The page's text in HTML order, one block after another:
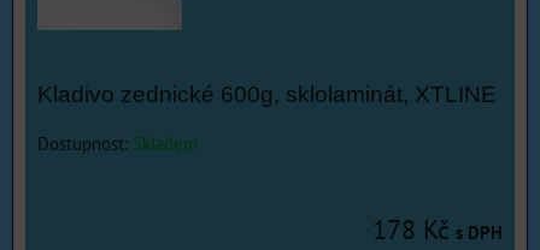
Kladivo zednické 600g, sklolaminát, XTLINE
Dostupnost: Skladem
178 Kč s DPH